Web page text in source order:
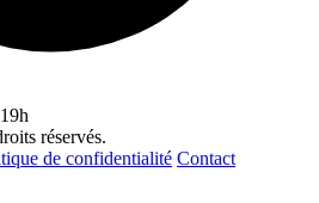
réservés.
de confidentialité Contact